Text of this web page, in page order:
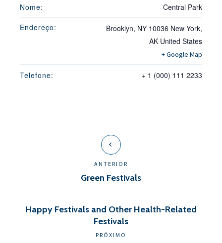
Nome: Central Park
Endereço: Brooklyn, NY 10036 New York,
AK United States
+ Google Map
Telefone: + 1 (000) 111 2233
Green Festivals
ANTERIOR
Happy Festivals and Other Health-Related
Festivals
PRÓXIMO